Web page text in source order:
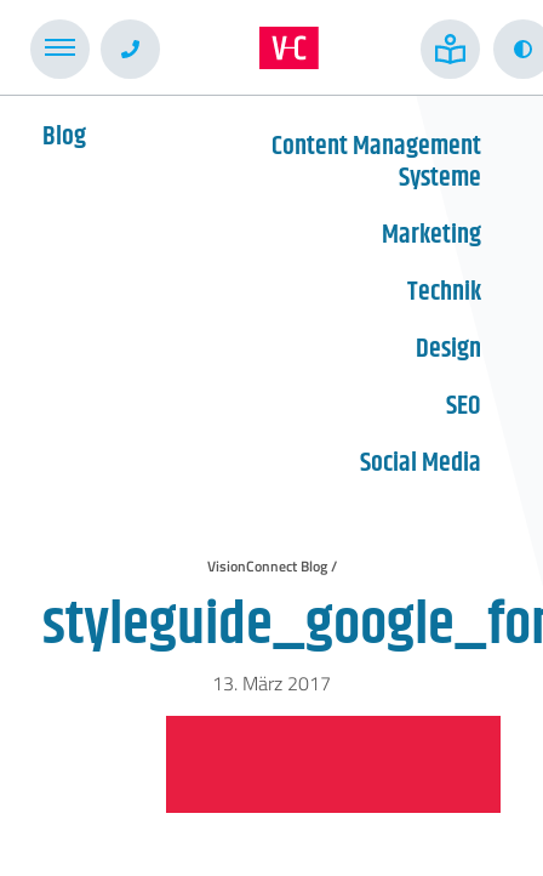
Blog Content Management
Systeme
Marketing
Technik
Design
SEO
Social Media
VisionConnect Blog /
13. März 2017